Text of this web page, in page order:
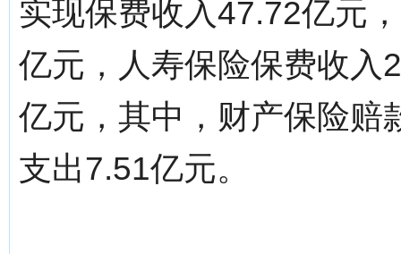
实现保费收入47.72亿元
亿元，人寿保险保费收入
亿元，其中，财产保险赔
支出7.51亿元。